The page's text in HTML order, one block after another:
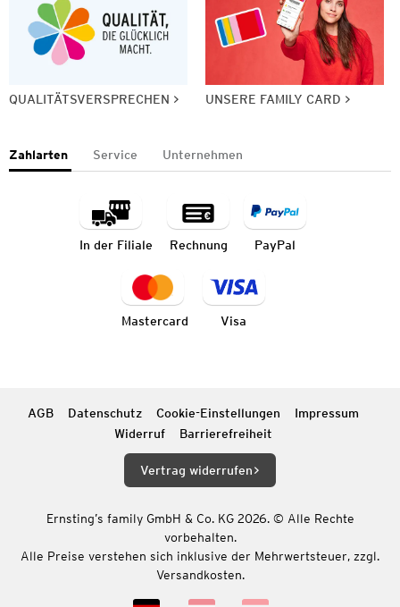
QUALITÄTSVERSPRECHEN UNSERE FAMILY CARD
Zahlarten Service Unternehmen
In der Filiale Rechnung PayPal
Mastercard Visa
AGB Datenschutz Cookie-Einstellungen
Impressum
Widerruf
Barrierefreiheit
Vertrag widerrufen
Ernsting’s family GmbH & Co. KG 2026. © Alle Rechte
vorbehalten.
Alle Preise verstehen sich inklusive der Mehrwertsteuer, zzgl.
Versandkosten.